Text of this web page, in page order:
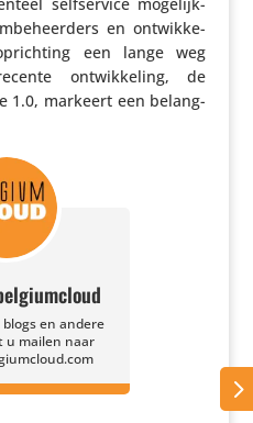
en ontwik­ke­
een lange weg
ontwik­ke­ling, de
1.0, markeert een belang­
en andere
mailen naar